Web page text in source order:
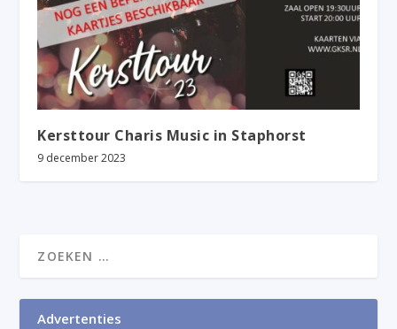
Kersttour Charis Music in Staphorst
9 december 2023
Advertenties